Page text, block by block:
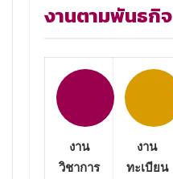
งานตามพันธกิจ
งาน
วิชาการ
งาน
ทะเบียน